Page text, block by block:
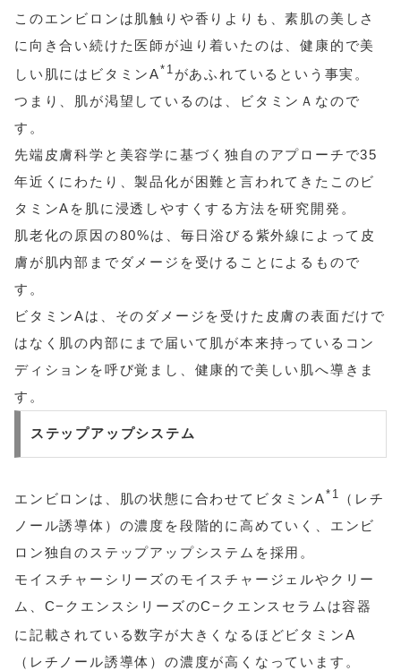
このエンビロンは肌触りや香りよりも、素肌の美しさ
に向き合い続けた医師が辿り着いたのは、健康的で美
しい肌にはビタミンA*1 があふれているという事実。
つまり、肌が渇望しているのは、ビタミンＡなので
す。
先端皮膚科学と美容学に基づく独自のアプローチで35
年近くにわたり、製品化が困難と言われてきたこのビ
タミンAを肌に浸透しやすくする方法を研究開発。
肌老化の原因の80%は、毎日浴びる紫外線によって皮
膚が肌内部までダメージを受けることによるもので
す。
ビタミンAは、そのダメージを受けた皮膚の表面だけで
はなく肌の内部にまで届いて肌が本来持っているコン
ディションを呼び覚まし、健康的で美しい肌へ導きま
す。
ステップアップシステム
エンビロンは、肌の状態に合わせてビタミンA*1
（レチ
ノール誘導体）の濃度を段階的に高めていく、エンビ
ロン独自のステップアップシステムを採用。
モイスチャーシリーズのモイスチャージェルやクリー
ム、C−クエンスシリーズのC−クエンスセラムは容器
に記載されている数字が大きくなるほどビタミンA
（レチノール誘導体）の濃度が高くなっています。